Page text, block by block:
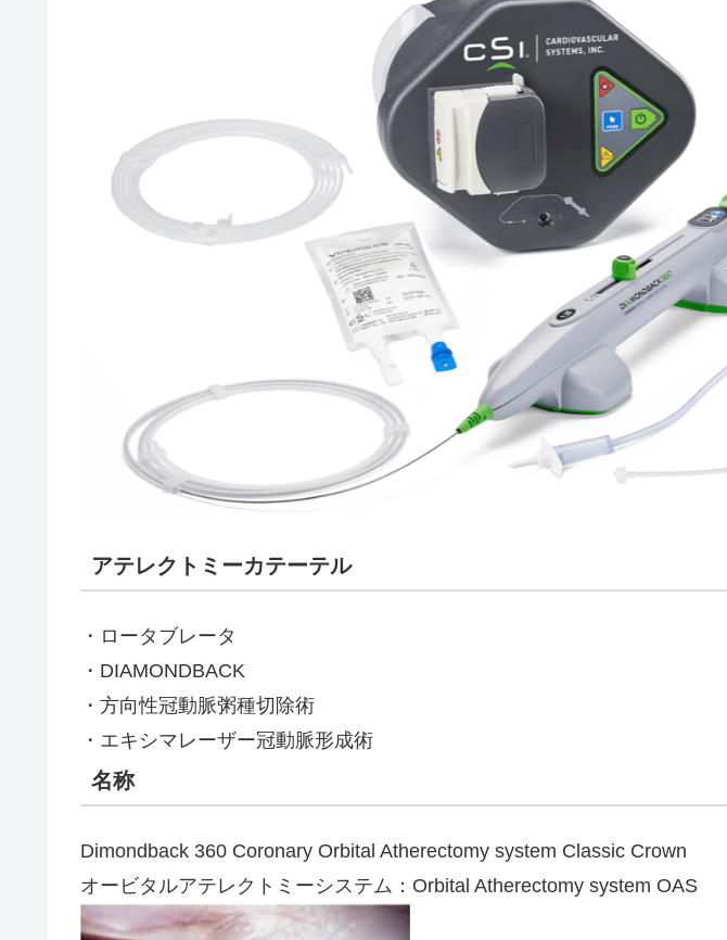
アテレクトミーカテーテル
・ロータブレータ
・DIAMONDBACK
・方向性冠動脈粥種切除術
・エキシマレーザー冠動脈形成術
名称
Dimondback 360 Coronary Orbital Atherectomy system Classic Crown
オービタルアテレクトミーシステム：Orbital Atherectomy system OAS